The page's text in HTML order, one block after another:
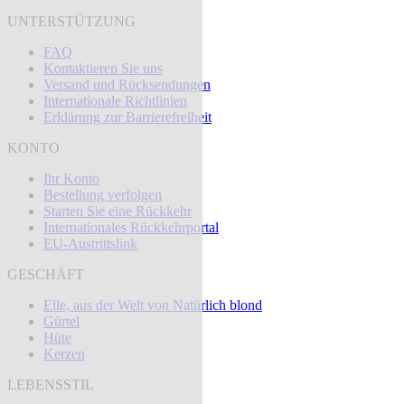
UNTERSTÜTZUNG
FAQ
Kontaktieren Sie uns
Versand und Rücksendungen
Internationale Richtlinien
Erklärung zur Barrierefreiheit
KONTO
Ihr Konto
Bestellung verfolgen
Starten Sie eine Rückkehr
Internationales Rückkehrportal
EU-Austrittslink
GESCHÄFT
Elle, aus der Welt von Natürlich blond
Gürtel
Hüte
Kerzen
LEBENSSTIL